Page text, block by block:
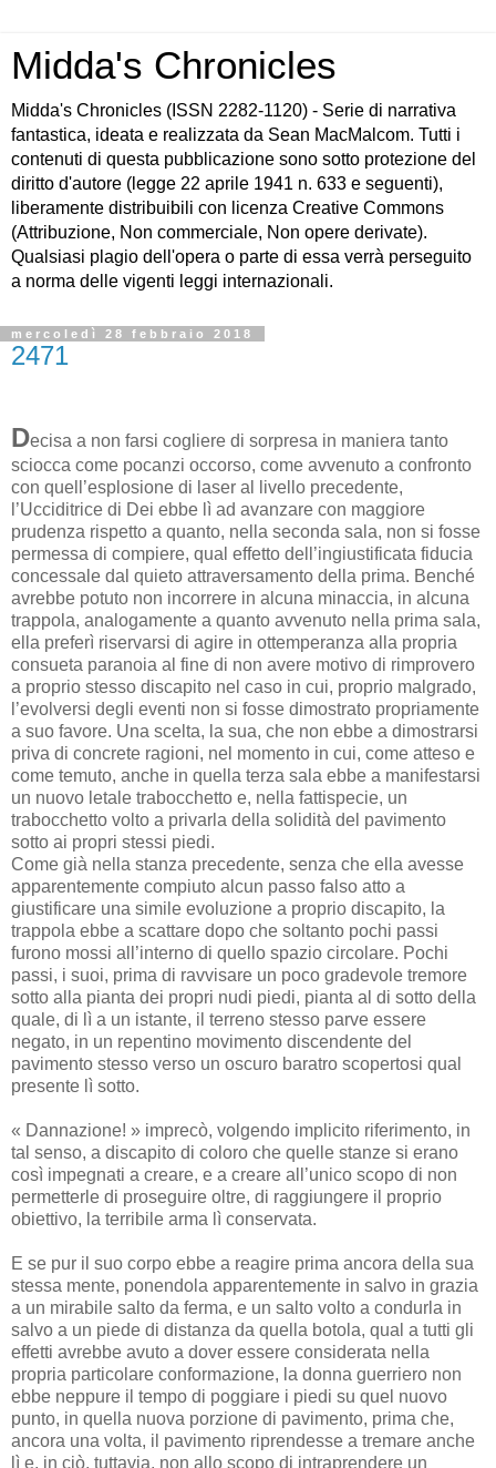
Midda's Chronicles
Midda's Chronicles (ISSN 2282-1120) - Serie di narrativa
fantastica, ideata e realizzata da Sean MacMalcom. Tutti i
contenuti di questa pubblicazione sono sotto protezione del
diritto d'autore (legge 22 aprile 1941 n. 633 e seguenti),
liberamente distribuibili con licenza Creative Commons
(Attribuzione, Non commerciale, Non opere derivate).
Qualsiasi plagio dell'opera o parte di essa verrà perseguito
a norma delle vigenti leggi internazionali.
mercoledì 28 febbraio 2018
2471
Decisa a non farsi cogliere di sorpresa in maniera tanto
sciocca come pocanzi occorso, come avvenuto a confronto
con quell’esplosione di laser al livello precedente,
l’Ucciditrice di Dei ebbe lì ad avanzare con maggiore
prudenza rispetto a quanto, nella seconda sala, non si fosse
permessa di compiere, qual effetto dell’ingiustificata fiducia
concessale dal quieto attraversamento della prima. Benché
avrebbe potuto non incorrere in alcuna minaccia, in alcuna
trappola, analogamente a quanto avvenuto nella prima sala,
ella preferì riservarsi di agire in ottemperanza alla propria
consueta paranoia al fine di non avere motivo di rimprovero
a proprio stesso discapito nel caso in cui, proprio malgrado,
l’evolversi degli eventi non si fosse dimostrato propriamente
a suo favore. Una scelta, la sua, che non ebbe a dimostrarsi
priva di concrete ragioni, nel momento in cui, come atteso e
come temuto, anche in quella terza sala ebbe a manifestarsi
un nuovo letale trabocchetto e, nella fattispecie, un
trabocchetto volto a privarla della solidità del pavimento
sotto ai propri stessi piedi.
Come già nella stanza precedente, senza che ella avesse
apparentemente compiuto alcun passo falso atto a
giustificare una simile evoluzione a proprio discapito, la
trappola ebbe a scattare dopo che soltanto pochi passi
furono mossi all’interno di quello spazio circolare. Pochi
passi, i suoi, prima di ravvisare un poco gradevole tremore
sotto alla pianta dei propri nudi piedi, pianta al di sotto della
quale, di lì a un istante, il terreno stesso parve essere
negato, in un repentino movimento discendente del
pavimento stesso verso un oscuro baratro scopertosi qual
presente lì sotto.
« Dannazione! » imprecò, volgendo implicito riferimento, in
tal senso, a discapito di coloro che quelle stanze si erano
così impegnati a creare, e a creare all’unico scopo di non
permetterle di proseguire oltre, di raggiungere il proprio
obiettivo, la terribile arma lì conservata.
E se pur il suo corpo ebbe a reagire prima ancora della sua
stessa mente, ponendola apparentemente in salvo in grazia
a un mirabile salto da ferma, e un salto volto a condurla in
salvo a un piede di distanza da quella botola, qual a tutti gli
effetti avrebbe avuto a dover essere considerata nella
propria particolare conformazione, la donna guerriero non
ebbe neppure il tempo di poggiare i piedi su quel nuovo
punto, in quella nuova porzione di pavimento, prima che,
ancora una volta, il pavimento riprendesse a tremare anche
lì e, in ciò, tuttavia, non allo scopo di intraprendere un